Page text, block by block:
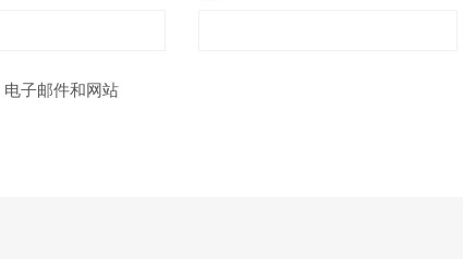
电子邮件和网站